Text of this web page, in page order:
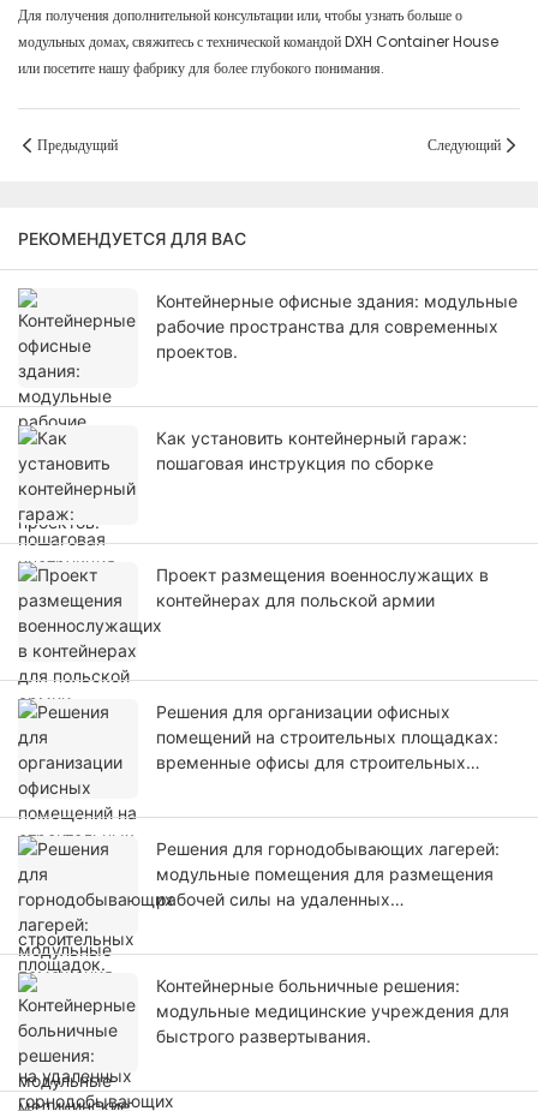
Для получения дополнительной консультации или, чтобы узнать больше о
модульных домах, свяжитесь с технической командой DXH Container House
или посетите нашу фабрику для более глубокого понимания.
Предыдущий Следующий
РЕКОМЕНДУЕТСЯ ДЛЯ ВАС
Контейнерные офисные здания: модульные
рабочие пространства для современных
проектов.
Как установить контейнерный гараж:
пошаговая инструкция по сборке
Проект размещения военнослужащих в
контейнерах для польской армии
Решения для организации офисных
помещений на строительных площадках:
временные офисы для строительных
Решения для горнодобывающих лагерей:
модульные помещения для размещения
рабочей силы на удаленных
Контейнерные больничные решения:
модульные медицинские учреждения для
быстрого развертывания.